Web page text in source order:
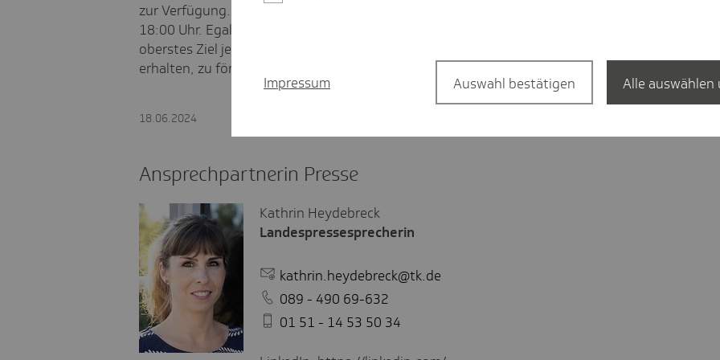
zur Verfügung. Gebührenfrei und immer Montag bis Freitag von 08:00 bis
18:00 Uhr. Egal, ob man schon pflegebedürftig ist oder eben noch nicht: Das
oberstes Ziel jeder Beratung ist es, die Selbständigkeit und Lebensqualität zu
erhalten, zu fördern und zu verbessern.
18.06.2024
Ansprechpartnerin Presse
Kathrin Heydebreck
Landespressesprecherin
kathrin.heydebreck@tk.de
089 - 490 69-632
01 51 - 14 53 50 34
Impressum Auswahl bestätigen Alle auswählen